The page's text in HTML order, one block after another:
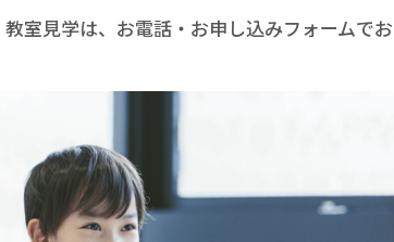
教室見学は、お電話・お申し込みフォームで